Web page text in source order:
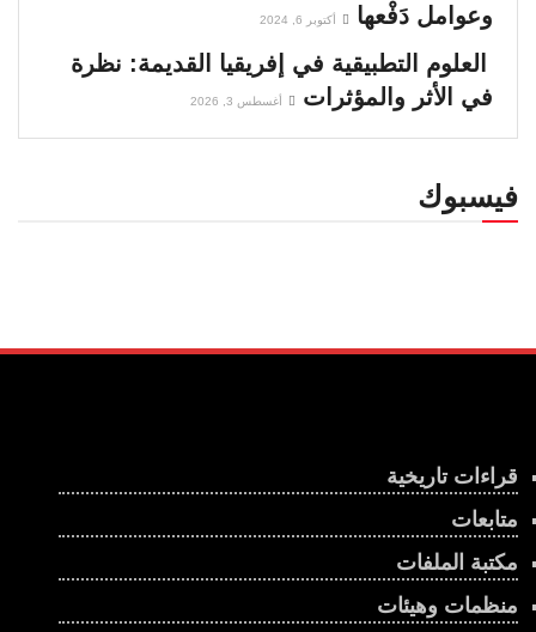
وعوامل دَفْعها
أكتوبر 6, 2024
العلوم التطبيقية في إفريقيا القديمة: نظرة
في الأثر والمؤثرات
أغسطس 3, 2026
فيسبوك
قراءات تاريخية
متابعات
مكتبة الملفات
منظمات وهيئات